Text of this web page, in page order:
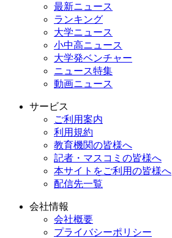
最新ニュース
ランキング
大学ニュース
小中高ニュース
大学発ベンチャー
ニュース特集
動画ニュース
サービス
ご利用案内
利用規約
教育機関の皆様へ
記者・マスコミの皆様へ
本サイトをご利用の皆様へ
配信先一覧
会社情報
会社概要
プライバシーポリシー